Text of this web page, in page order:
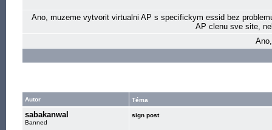
Ano, muzeme vytvorit virtualni AP s specifickym essid bez
AP clenu sve site,
Autor Téma
sabakanwal
Banned
sign post